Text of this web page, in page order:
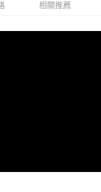
之情形，本公司將視審查結果
使用額度並採取法律行動。
相關推薦